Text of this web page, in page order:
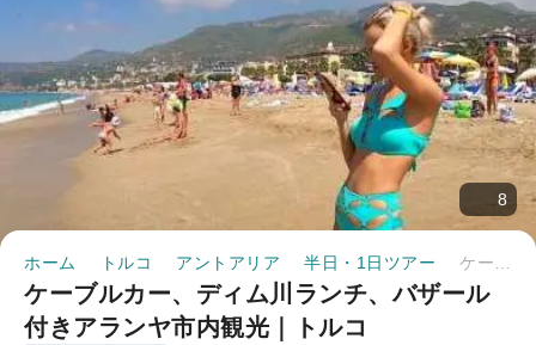
8
ホーム トルコ アントアリア 半日・1日ツアー
ケーブルカー、ディム川ランチ、バザール
付きアランヤ市内観光｜トルコ